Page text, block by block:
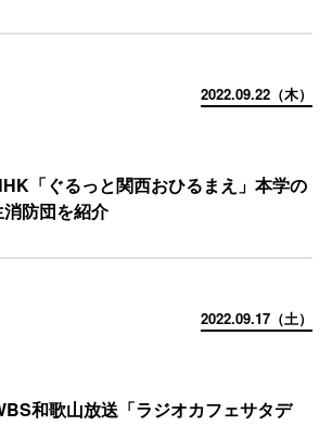
2022.09.22（木）
「ぐるっと関西おひるまえ」本学の
防団を紹介
2022.09.17（土）
和歌山放送「ラジオカフェサタデ